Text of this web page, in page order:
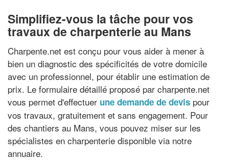
Simplifiez-vous la tâche pour vos
travaux de charpenterie au Mans
Charpente.net est conçu pour vous aider à mener à
bien un diagnostic des spécificités de votre domicile
avec un professionnel, pour établir une estimation de
prix. Le formulaire détaillé proposé par charpente.net
vous permet d'effectuer une demande de devis pour
vos travaux, gratuitement et sans engagement. Pour
des chantiers au Mans, vous pouvez miser sur les
spécialistes en charpenterie disponible via notre
annuaire.